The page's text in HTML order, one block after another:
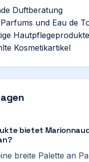
Duftberatung
und Eau de
Kosmetikartikel
bietet
breite Palette an